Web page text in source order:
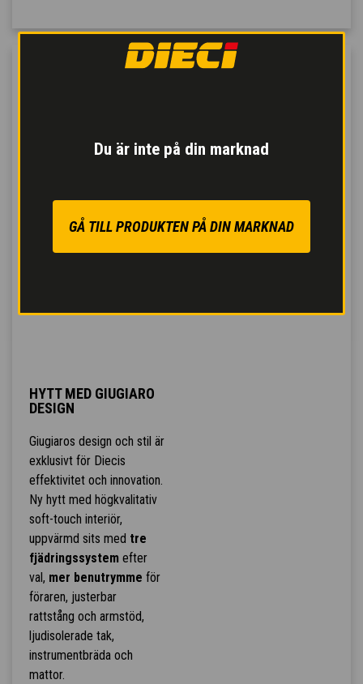
Du är inte på din marknad
GÅ TILL PRODUKTEN PÅ DIN MARKNAD
HYTT MED GIUGIARO
DESIGN
Giugiaros design och stil är
exklusivt för Diecis
effektivitet och innovation.
Ny hytt med högkvalitativ
soft-touch interiör,
uppvärmd sits med tre
fjädringssystemefter
val, mer benutrymme för
föraren, justerbar
rattstång och armstöd,
ljudisolerade tak,
instrumentbräda och
mattor.